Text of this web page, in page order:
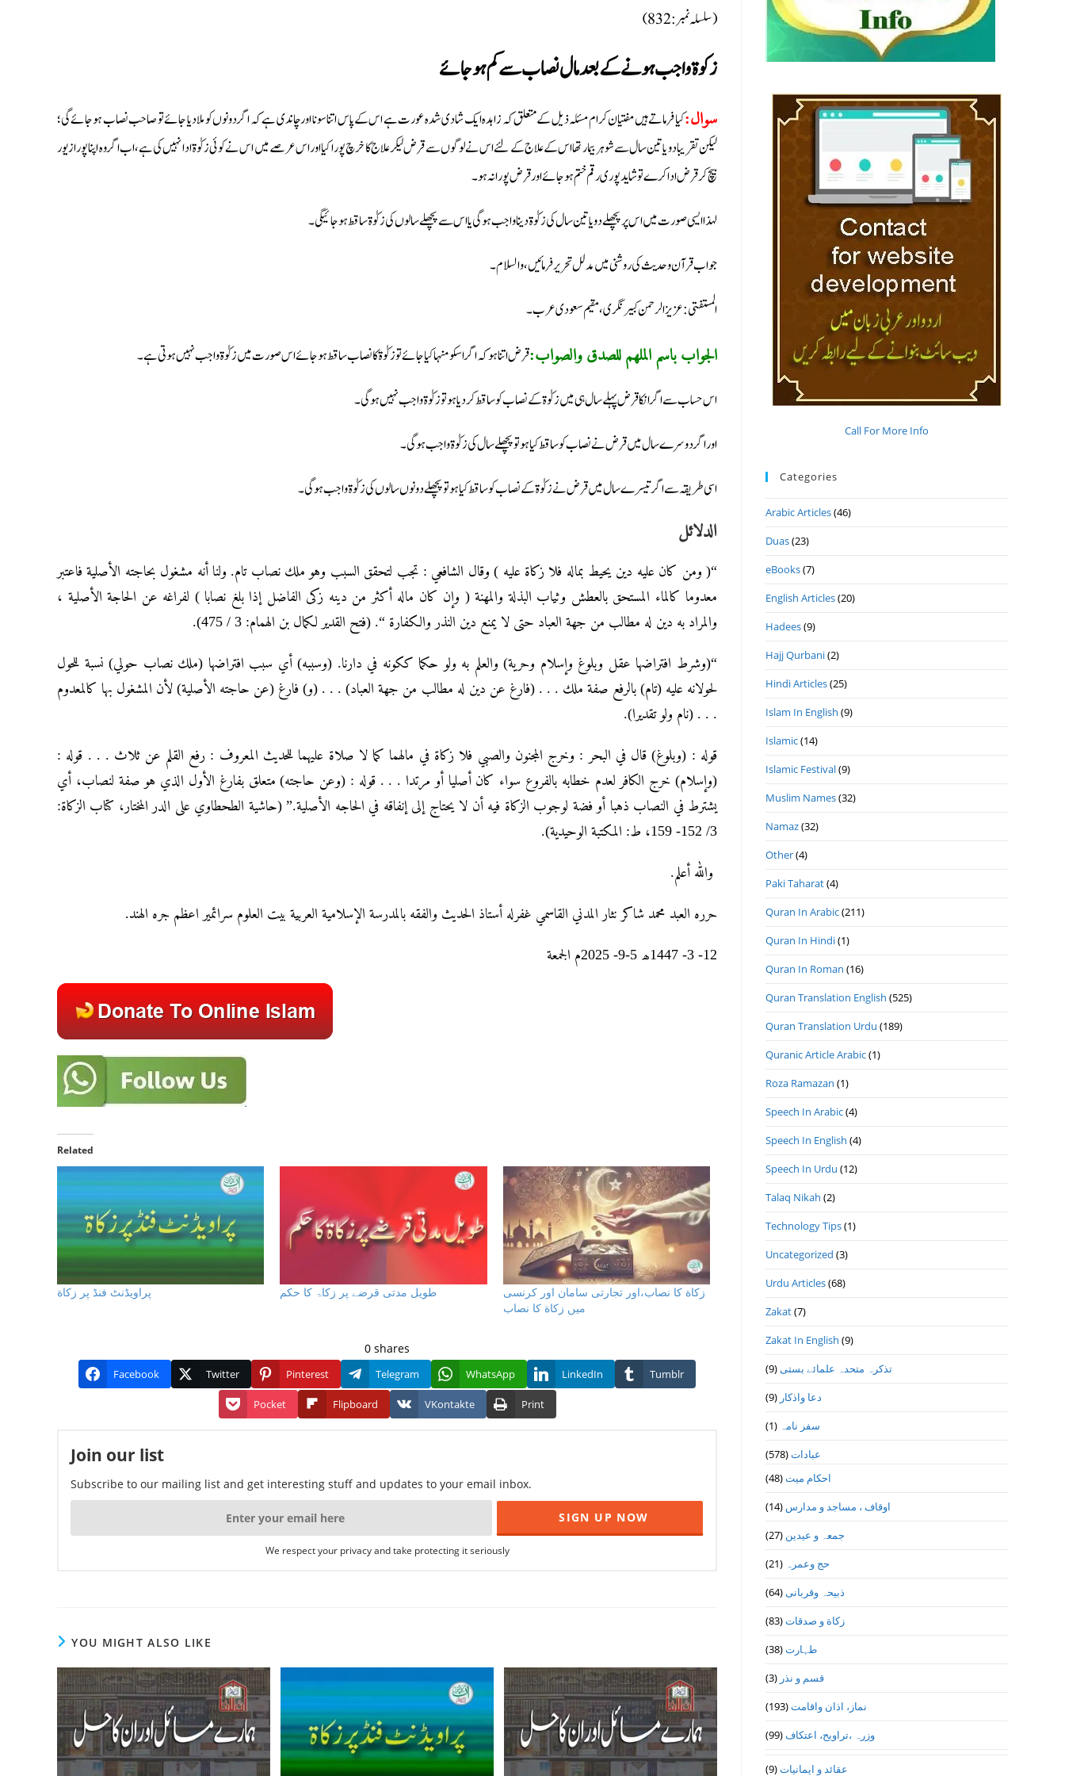
(سلسلہ نمبر: 832)
زکوۃ واجب ہونے کے بعد مال نصاب سے کم ہوجائے
سوال:کیا فرماتے ہیں مفتیان کرام مسئلہ ذیل کے متعلق کہ زاہدہ ایک شادی شدہ عورت ہے اس کے پاس اتنا سونا اور چاندی ہے کہ اگر دونوں کو ملا دیا جائے تو صاحب نصاب ہوجائے گی؛
لیکن تقریبا دو یا تین سال سے شوہر بیمار تھا اس کے علاج کے لئے اس نے لوگوں سے قرض لیکر علاج کا خرچ پورا کیا اور اس عرصے میں اس نے کوئی زکوٰۃ ادا نہیں کی ہے، اب اگر وہ اپنا پورا زیور
بیچ کر قرض ادا کرے تو شاید پوری رقم ختم ہوجائے اور قرض پورا نہ ہو۔
لہذا ایسی صورت میں اس پر پچھلے دو یا تین سال کی زکوٰۃ دینا واجب ہوگی یا اس سے پچھلے سالوں کی زکوٰۃ ساقط ہو جائیگی ۔
جواب قرآن وحدیث کی روشنی میں مدلل تحریر فرمائیں، والسلام۔
المستفتی: عزیزالرحمن کبیر نگری، مقیم سعودی عرب۔
الجواب باسم الملھم للصدق والصواب:قرض اتنا ہو کہ اگر اسکو منہا کیا جائے تو زکوٰۃ کا نصاب ساقط ہو جائے اس صورت میں زکوٰۃ واجب نہیں ہوتی ہے۔
اس حساب سے اگر انکا قرض پہلے سال ہی میں زکوٰۃ کے نصاب کو ساقط کردیا ہو تو زکوٰۃ واجب نہیں ہوگی۔
اور اگر دوسرے سال میں قرض نے نصاب کو ساقط کیا ہو تو پچھلے سال کی زکوٰۃ واجب ہوگی۔
اسی طریقہ سے اگر تیسرے سال میں قرض نے زکوٰۃ کے نصاب کو ساقط کیا ہو تو پچھلے دونوں سالوں کی زکوٰۃ واجب ہوگی۔
الدلائل
“( ومن كان عليه دين يحيط بماله فلا زكاة عليه ) وقال الشافعي : تجب لتحقق السبب وهو ملك نصاب تام. ولنا أنه مشغول بحاجته الأصلية فاعتبر
معدوما كالماء المستحق بالعطش وثياب البذلة والمهنة ( وإن كان ماله أكثر من دينه زكى الفاضل إذا بلغ نصابا ) لفراغه عن الحاجة الأصلية ،
والمراد به دين له مطالب من جهة العباد حتى لا يمنع دين النذر والكفارة “. (فتح القدير لكمال بن الهمام: 3 / 475).
“(وشرط افتراضها عقل وبلوغ وإسلام وحرية) والعلم به ولو حكما ككونه في دارنا. (وسببه) أي سبب افتراضها (ملك نصاب حولي) نسبة للحول
لحولانه عليه (تام) بالرفع صفة ملك . . . (فارغ عن دين له مطالب من جهة العباد) . . . (و) فارغ (عن حاجته الأصلية) لأن المشغول بها كالمعدوم
. . . (نام ولو تقديرا).
قوله : (وبلوغ) قال في البحر : وخرج المجنون والصبي فلا زكاة في مالهما كما لا صلاة عليهما للحديث المعروف : رفع القلم عن ثلاث . . . قوله :
(وإسلام) خرج الكافر لعدم خطابه بالفروع سواء كان أصليا أو مرتدا . . . قوله : (وعن حاجته) متعلق بفارغ الأول الذي هو صفة لنصاب، أي
يشترط في النصاب ذهبا أو فضة لوجوب الزكاة فيه أن لا يحتاج إلى إنفاقه في الحاجه الأصلية.” (حاشية الطحطاوي على الدر المختار، كتاب الزكاة:
3/ 152- 159، ط: المكتبة الوحيدية).
والله أعلم.
حرره العبد محمد شاکر نثار المدني القاسمي غفرله أستاذ الحديث والفقه بالمدرسة الإسلامية العربية بيت العلوم سرائمير اعظم جره الهند.
12- 3- 1447ھ 5-9- 2025م الجمعة
Related
پراویڈنٹ فنڈ پر زكاة طویل مدتی قرضے پر زکاۃ كا حكم
زكاة كا نصاب،اور تجارتى سامان اور كرنسى
ميں زكاة كا نصاب
0 shares
Facebook Twitter Pinterest Telegram WhatsApp LinkedIn Tumblr
Pocket Flipboard VKontakte Print
Join our list
Subscribe to our mailing list and get interesting stuff and updates to your email inbox.
We respect your privacy and take protecting it seriously
YOU MIGHT ALSO LIKE
Call For More Info
Categories
Arabic Articles(46)
Duas(23)
eBooks(7)
English Articles(20)
Hadees(9)
Hajj Qurbani(2)
Hindi Articles(25)
Islam In English (9)
Islamic(14)
Islamic Festival(9)
Muslim Names(32)
Namaz(32)
Other(4)
Paki Taharat(4)
Quran In Arabic(211)
Quran In Hindi(1)
Quran In Roman (16)
Quran Translation English (525)
Quran Translation Urdu (189)
Quranic Article Arabic(1)
Roza Ramazan (1)
Speech In Arabic(4)
Speech In English (4)
Speech In Urdu (12)
Talaq Nikah (2)
Technology Tips(1)
Uncategorized (3)
Urdu Articles(68)
Zakat(7)
Zakat In English (9)
تذكرہ متحدہ علمائے بستى(9)
دعا واذكار (9)
سفر نامہ (1)
عبادات(578)
احکام میت(48)
اوقاف ، مساجد و مدارس (14)
جمعہ و عیدین (27)
حج وعمرہ (21)
ذبیحہ وقربانی(64)
زکاة و صدقات(83)
طہارت(38)
قسم و نذر (3)
نماز، اذان واقامت(193)
وزرہ ،تراويح، اعتكاف(99)
عقائد و ایمانیات(9)